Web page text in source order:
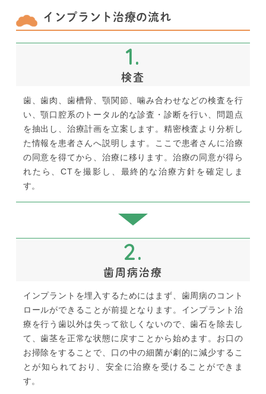
インプラント治療の流れ
1.
検査
歯、歯肉、歯槽骨、顎関節、噛み合わせなどの検査を行
い、顎口腔系のトータル的な診査・診断を行い、問題点
を抽出し、治療計画を立案します。精密検査より分析し
た情報を患者さんへ説明します。ここで患者さんに治療
の同意を得てから、治療に移ります。治療の同意が得ら
れたら、CTを撮影し、最終的な治療方針を確定しま
す。
2.
歯周病治療
インプラントを埋入するためにはまず、歯周病のコント
ロールができることが前提となります。インプラント治
療を行う歯以外は失って欲しくないので、歯石を除去し
て、歯茎を正常な状態に戻すことから始めます。お口の
お掃除をすることで、口の中の細菌が劇的に減少するこ
とが知られており、安全に治療を受けることができま
す。